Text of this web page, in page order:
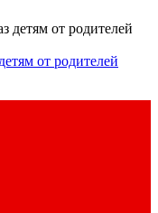
от родителей